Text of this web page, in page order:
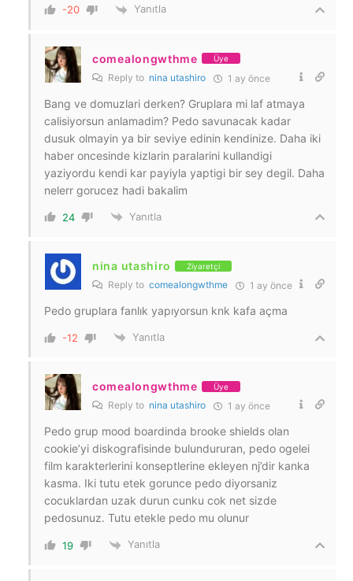
-20 Yanıtla
comealongwthme Üye
Reply to nina utashiro 1 ay önce
Bang ve domuzlari derken? Gruplara mi laf atmaya
calisiyorsun anlamadim? Pedo savunacak kadar
dusuk olmayin ya bir seviye edinin kendinize. Daha iki
haber oncesinde kizlarin paralarini kullandigi
yaziyordu kendi kar payiyla yaptigi bir sey degil. Daha
nelerr gorucez hadi bakalim
24 Yanıtla
nina utashiro Ziyaretçi
Reply to comealongwthme 1 ay önce
Pedo gruplara fanlık yapıyorsun knk kafa açma
-12 Yanıtla
comealongwthme Üye
Reply to nina utashiro 1 ay önce
Pedo grup mood boardinda brooke shields olan
cookie’yi diskografisinde bulundururan, pedo ogelei
film karakterlerini konseptlerine ekleyen nj’dir kanka
kasma. Iki tutu etek gorunce pedo diyorsaniz
cocuklardan uzak durun cunku cok net sizde
pedosunuz. Tutu etekle pedo mu olunur
19 Yanıtla